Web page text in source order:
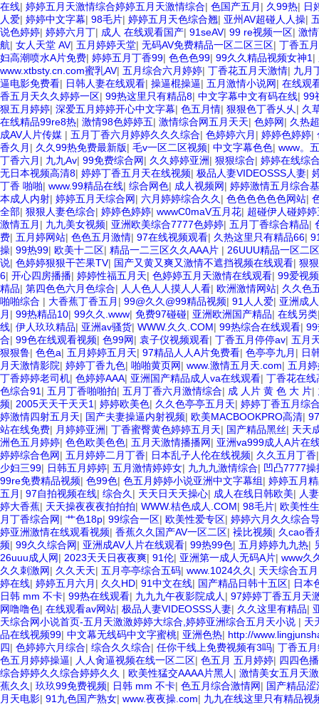
在线| 婷婷五月天激情综合婷婷五月天激情综合| 色国产五月 | 久99热| 日
人爱| 婷婷中文字幕| 98毛片| 婷婷五月天色综合翘| 亚州AV超碰人人操|
说色婷婷| 婷婷六月丁| 成人 在线观看国产| 91seAV| 99 re视频一区| 激
航| 女人天堂 AV| 五月婷婷天堂| 无码AV免费精品一区二区三区| 丁香五
妇高潮喷水A片免费| 婷婷五月丁香99| 色色色99| 99久久精品视频女神1 |
www.xtbsty.cn.com蜜乳AV| 五月综合六月婷婷| 丁香花五月天激情| 九月
逼电影免费看| 日韩人妻在线观看| 操逼棍操逼| 五月激情小说网| 在线观
香五月天久久婷婷一区| 99热这里只有精品8| 中文字幕中文有码在线| 99
狠五月婷婷| 深爱五月婷婷开心中文字幕| 色五月情| 狠狠色丁香乆乆 | 久
在线精品99re8热| 激情98色婷婷五| 激情综合网五月天天| 色婷网| 久热
成AV人片传媒 | 五月丁香六月婷婷久久久综合| 色婷婷六月 | 婷婷色婷婷|
香久月 | 久久99热免费最新版| 毛v一区二区视频| 中文字幕色色| www。
丁香六月 | 九九Av| 99免费综合网| 久久婷婷亚洲| 狠狠综合| 婷婷在线综
无日本视频高清8| 婷婷丁香五月天在线视频| 极品人妻VIDEOSSS人妻|
丁香 啪啪| www.99精品在线| 综合网色| 成人视频网| 婷婷激情五月综合
本成人内射| 婷婷五月天综合网| 六月婷婷综合久久 | 色色色色色色网站|
全部| 狠狠人妻色综合| 婷婷色婷婷| wwwC0maV五月花| 超碰伊人碰婷
激情五月 | 九九美女视频| 亚洲欧美综合7777色婷婷| 五月丁香综合精品|
费| 五月婷网站| 色色五月激情| 97在线视频观看| 久热这里只有精品66|
操| 99热99| 欧美十二区| 精品一二三区久久AAA片 | 26UUU精品一区二区
说| 色婷婷狠狠干芒果TV| 国产又黄又爽又激情不遮挡视频在线观看| 狠
6| 开心四房播播| 婷婷性福五月天| 色婷婷五月天激情在线观看| 99爱视
精品| 第四色色六月色综合| 人人色人人摸人人看| 欧洲激情网站| 久久色
啪啪综合 | 大香蕉丁香五月 | 99@久久@99精品视频| 91人人爱| 亚洲成
月 | 99热精品10| 99久久.www| 免费97碰碰| 亚洲欧洲国产精品| 在线另类
线| 伊人玖玖精品| 亚洲av骚货| WWW.久久.COM| 99热综合在线观看|
合| 99色在线观看视频| 色99网| 袁子仪视频观看| 丁香五月停停av| 五月
狠狠鲁| 色色a| 五月婷婷五月天| 97精品人人A片免费看| 色亭亭九月 | 日
月天激情影院| 婷婷丁香九色| 啪啪黄页网| www.激情五月天.com| 五月
丁香婷婷老司机| 色婷婷AAA| 亚洲国产精品成人va在线观看| 丁香花在线
色综合91 | 五月丁香啪啪拍| 五月丁香六月激情综合| 成 人片 黄 色 大 片|
频| 2005天天干天天1 | 婷婷欧美色| 久久色亭亭五月天| 婷婷丁香五月综
婷激情四射五月天| 国产夫妻操逼内射视频| 欧美MACBOOKPRO高清|
站在线免费| 月婷婷亚洲| 丁香蜜臀黄色婷婷五月天| 国产精品黑丝| 天天
洲色五月婷婷| 色色欧美色色| 五月天激情播播网| 亚洲va999成人A片在
婷婷综合色网| 五月婷婷二月丁香| 日本乱子人伦在线视频| 久久五月丁香
少妇三99| 日韩五月婷婷| 五月激情婷婷女| 九九九激情综合| 凹凸7777操
99re免费精品视频| 色99色| 色五月婷婷小说亚洲中文字幕组| 婷婷五月
五月 | 97自拍视频在线| 综合久 | 天天日天天操心| 成人在线日韩欧美| 人
婷大香蕉| 天天操夜夜夜拍拍拍| WWW.桔色成人.COM| 98毛片| 欧美性
月丁香综合网| 艹色18p| 99综合一区| 欧美性爱专区| 婷婷六月久久综合
婷亚洲激情在线观看视频| 香蕉久久国产AV一区二区| 襙比视频| 久cao香
频| 99久久综合网| 亚洲成AV人片在线观看| 99热99色| 五月婷婷九九热|
26uuu成人网| 2023天天日夜夜爽| 91伦| 亚洲第一成人无码A片| www久
久久刺激网| 久久天天| 五月亭亭综合五码| www.1024久久 | 天天综合五
婷在线| 婷婷五月六月 | 久久HD| 91中文在线| 国产精品日韩十五区| 日本
日韩 mm 不卡| 99热在线观看| 九九九午夜影院成人 | 97婷婷丁香五月天
网噜噜色| 在线观看av网站| 极品人妻VIDEOSSS人妻| 久久这里有精品|
天综合网小说首页-五月天激激婷婷大综合,婷婷亚洲综合五月天小说 | 天
品在线视频99| 中文幕无线码中文字蜜桃| 亚洲色热| http://
四| 色婷婷六月综合| 综合久久综合| 任你干线上免费视频有3吗| 丁香五
色五月婷婷操逼| 人人肏逼视频在线一区二区| 色五月 五月婷婷| 四四色播
综合婷婷久久综合婷婷久久 | 欧美性猛交AAAA片黑人 | 激情美女五月天
蕉久久 | 玖玖99免费视频| 日韩 mm 不卡| 色五月综合激情网| 国产精品
月天电影| 91九色国产熟女| www.夜夜操.com| 九九在线这里只有精品视